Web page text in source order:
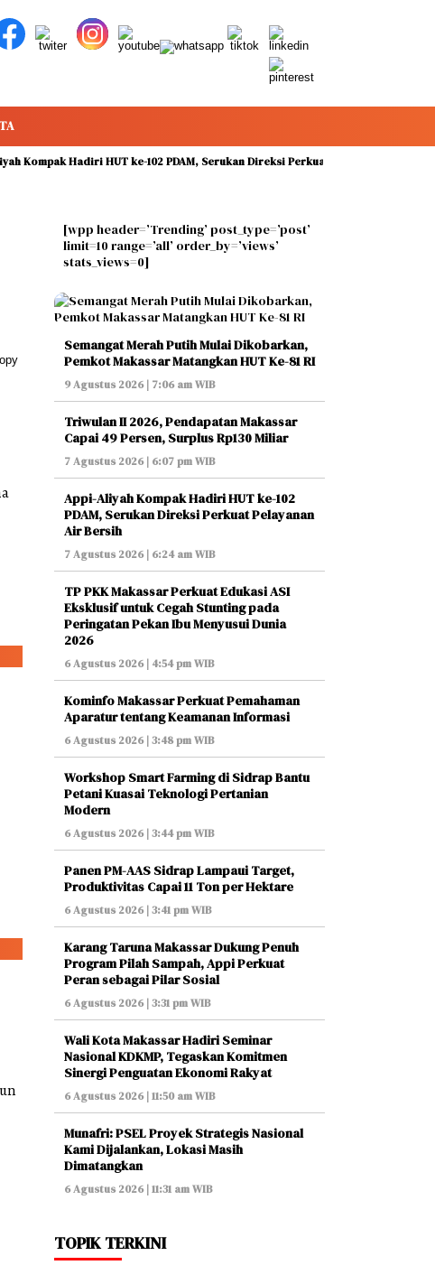
Hadiri HUT ke-102 PDAM, Serukan Direksi Perkuat Pelayanan Air Bersih
[wpp header=’Trending’ post_type=’post’
limit=10 range=’all’ order_by=’views’
stats_views=0]
Semangat Merah Putih Mulai Dikobarkan,
Pemkot Makassar Matangkan HUT Ke-81 RI
9 Agustus 2026 | 7:06 am WIB
Triwulan II 2026, Pendapatan Makassar
Capai 49 Persen, Surplus Rp130 Miliar
7 Agustus 2026 | 6:07 pm WIB
Appi-Aliyah Kompak Hadiri HUT ke-102
PDAM, Serukan Direksi Perkuat Pelayanan
Air Bersih
7 Agustus 2026 | 6:24 am WIB
TP PKK Makassar Perkuat Edukasi ASI
Eksklusif untuk Cegah Stunting pada
Peringatan Pekan Ibu Menyusui Dunia
2026
6 Agustus 2026 | 4:54 pm WIB
Kominfo Makassar Perkuat Pemahaman
Aparatur tentang Keamanan Informasi
6 Agustus 2026 | 3:48 pm WIB
Workshop Smart Farming di Sidrap Bantu
Petani Kuasai Teknologi Pertanian
Modern
6 Agustus 2026 | 3:44 pm WIB
Panen PM-AAS Sidrap Lampaui Target,
Produktivitas Capai 11 Ton per Hektare
6 Agustus 2026 | 3:41 pm WIB
Karang Taruna Makassar Dukung Penuh
Program Pilah Sampah, Appi Perkuat
Peran sebagai Pilar Sosial
6 Agustus 2026 | 3:31 pm WIB
Wali Kota Makassar Hadiri Seminar
Nasional KDKMP, Tegaskan Komitmen
Sinergi Penguatan Ekonomi Rakyat
6 Agustus 2026 | 11:50 am WIB
Munafri: PSEL Proyek Strategis Nasional
Kami Dijalankan, Lokasi Masih
Dimatangkan
6 Agustus 2026 | 11:31 am WIB
TOPIK TERKINI